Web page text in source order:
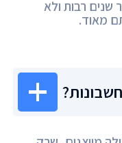
שנים רבות ולא
מאוד.